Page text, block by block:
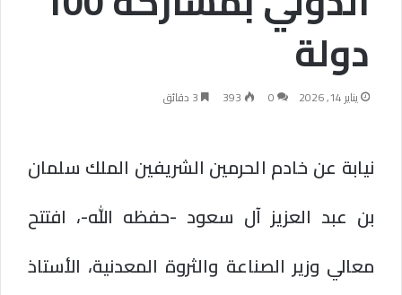
دولة
يناير 14, 2026 0
393
نيابة عن خادم الحرمين الشريفين الملك سلمان
بن عبد العزيز آل سعود -حفظه الله-، افتتح
معالي وزير الصناعة والثروة المعدنية، الأستاذ